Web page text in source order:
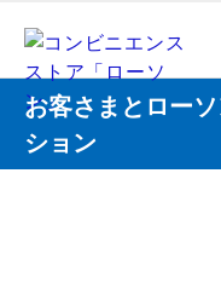
お客さまとロー
ション